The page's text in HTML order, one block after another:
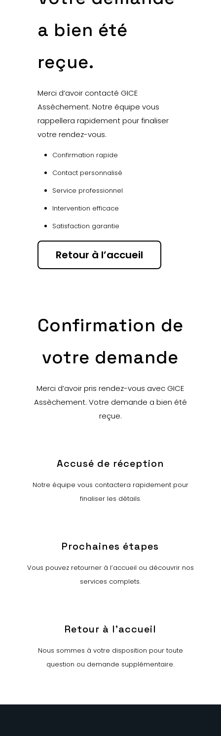
a bien été
reçue.
Merci d’avoir contacté GICE
Assèchement. Notre équipe vous
rappellera rapidement pour finaliser
votre rendez-vous.
Confirmation rapide
Contact personnalisé
Service professionnel
Intervention efficace
Satisfaction garantie
Retour à l’accueil
Confirmation de
votre demande
Merci d’avoir pris rendez-vous avec GICE
Assèchement. Votre demande a bien été
reçue.
Accusé de réception
Notre équipe vous contactera rapidement pour
finaliser les détails.
Prochaines étapes
Vous pouvez retourner à l’accueil ou découvrir nos
services complets.
Retour à l’accueil
Nous sommes à votre disposition pour toute
question ou demande supplémentaire.